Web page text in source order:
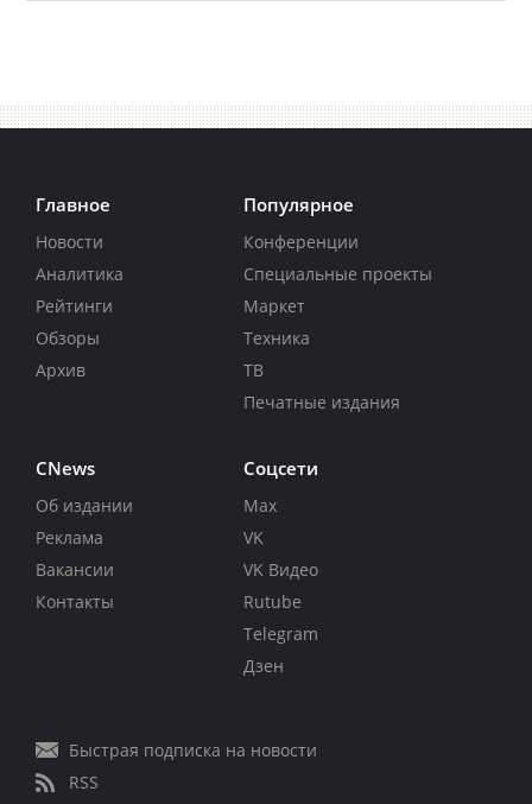
Главное
Новости
Аналитика
Рейтинги
Обзоры
Архив
Популярное
Конференции
Специальные проекты
Маркет
Техника
ТВ
Печатные издания
CNews
Об издании
Реклама
Вакансии
Контакты
Соцсети
Max
VK
VK Видео
Rutube
Telegram
Дзен
Быстрая подписка на новости
RSS